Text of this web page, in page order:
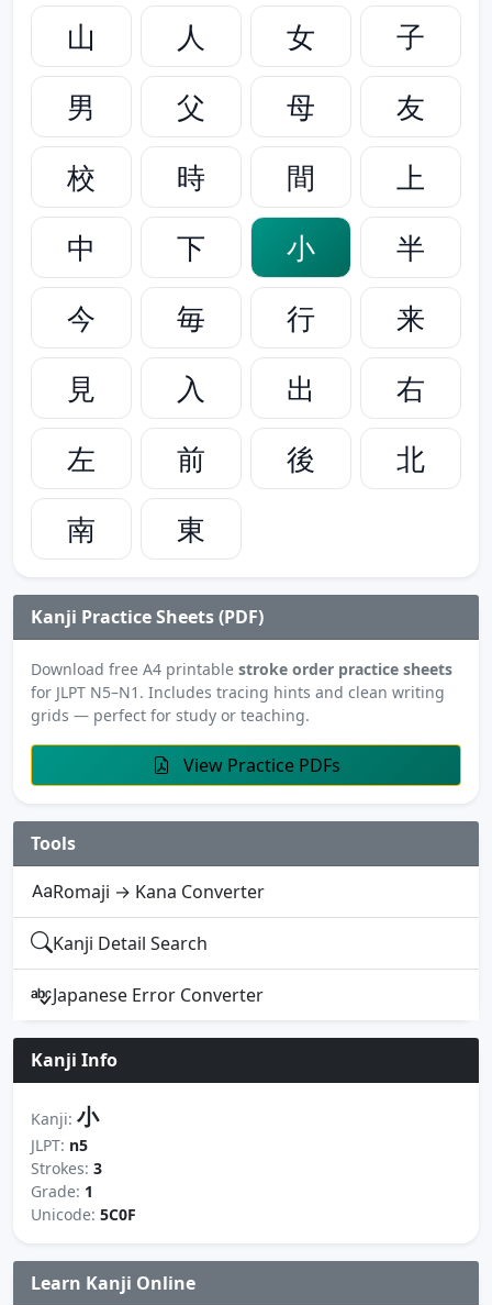
山 人 女
子
男
父 母
友
校
時 間
上
中
下 小
半
今
毎 行
来
見
入 出
右
左
前 後
北
南
東
Kanji Practice Sheets (PDF)
Download free A4 printable stroke order practice sheets
for JLPT N5–N1. Includes tracing hints and clean writing
grids — perfect for study or teaching.
View Practice PDFs
Tools
Romaji → Kana Converter
Kanji Detail Search
Japanese Error Converter
Kanji Info
Kanji: 小
JLPT: n5
Strokes: 3
Grade: 1
Unicode: 5C0F
Learn Kanji Online